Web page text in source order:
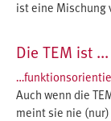
ist eine Mischung
Die TEM ist ...
Auch wenn die
meint sie nie